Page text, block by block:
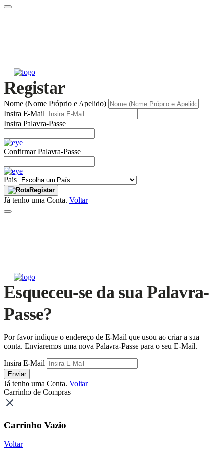
Registar
Nome (Nome Próprio e Apelido)
Insira E-Mail
Insira Palavra-Passe
Confirmar Palavra-Passe
País
Registar
Já tenho uma Conta. Voltar
Esqueceu-se da sua Palavra-
Passe?
Por favor indique o endereço de E-Mail que usou ao criar a sua
conta. Enviaremos uma nova Palavra-Passe para o seu E-Mail.
Insira E-Mail
Enviar
Já tenho uma Conta. Voltar
Carrinho de Compras
Carrinho Vazio
Voltar